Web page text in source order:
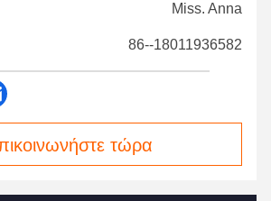
Miss. Anna
86--18011936582
τώρα